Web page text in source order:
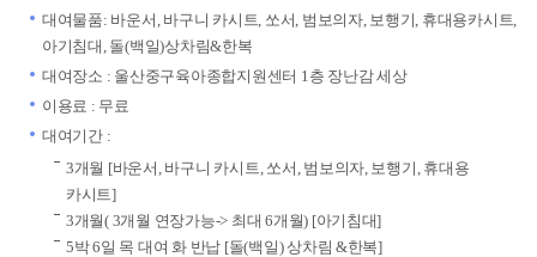
대여물품: 바운서, 바구니 카시트, 쏘서, 범보의자, 보행기, 휴대용카시트,
아기침대, 돌(백일)상차림&한복
대여장소 : 울산중구육아종합지원센터 1층 장난감 세상
이용료 : 무료
대여기간 :
3개월 [바운서, 바구니 카시트, 쏘서, 범보의자, 보행기, 휴대용
카시트]
3개월( 3개월 연장가능-> 최대 6개월) [아기침대]
5박 6일 목 대여 화 반납 [돌(백일) 상차림 &한복]